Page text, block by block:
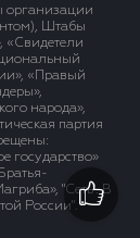
организации
Штабы
«Свидетели
«Правый
народа»,
партия
государство»
"Сеть". В
России".